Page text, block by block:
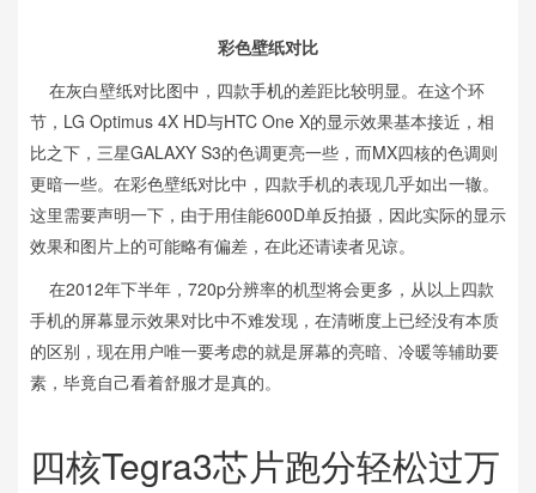
彩色壁纸对比
在灰白壁纸对比图中，四款手机的差距比较明显。在这个环
节，LG Optimus 4X HD与HTC One X的显示效果基本接近，相
比之下，三星GALAXY S3的色调更亮一些，而MX四核的色调则
更暗一些。在彩色壁纸对比中，四款手机的表现几乎如出一辙。
这里需要声明一下，由于用佳能600D单反拍摄，因此实际的显示
效果和图片上的可能略有偏差，在此还请读者见谅。
在2012年下半年，720p分辨率的机型将会更多，从以上四款
手机的屏幕显示效果对比中不难发现，在清晰度上已经没有本质
的区别，现在用户唯一要考虑的就是屏幕的亮暗、冷暖等辅助要
素，毕竟自己看着舒服才是真的。
四核Tegra3芯片跑分轻松过万